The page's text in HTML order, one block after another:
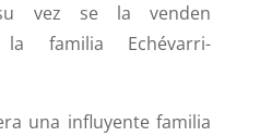
vez se la venden
familia Echévarri-
una influyente familia